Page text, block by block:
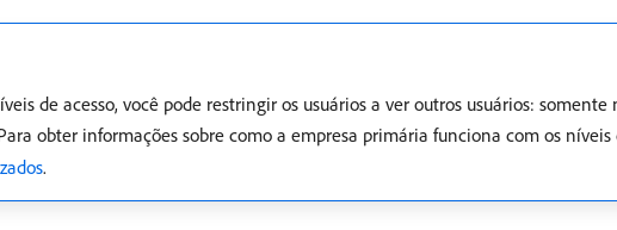
de acesso, você pode restringir os usuários a ver outros usuários:
obter informações sobre como a empresa primária funciona com os níveis
.